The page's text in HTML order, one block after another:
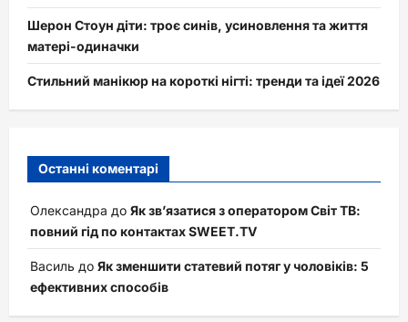
Шерон Стоун діти: троє синів, усиновлення та життя
матері-одиначки
Стильний манікюр на короткі нігті: тренди та ідеї 2026
Останні коментарі
Олександра до Як зв’язатися з оператором Світ ТВ:
повний гід по контактах SWEET.TV
Василь до Як зменшити статевий потяг у чоловіків: 5
ефективних способів